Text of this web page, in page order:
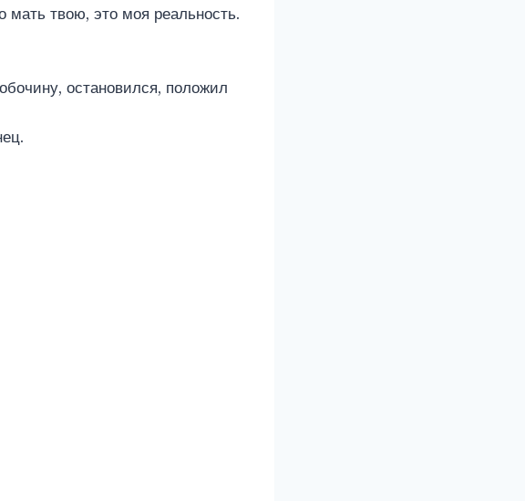
твою, это моя реальность.
остановился, положил